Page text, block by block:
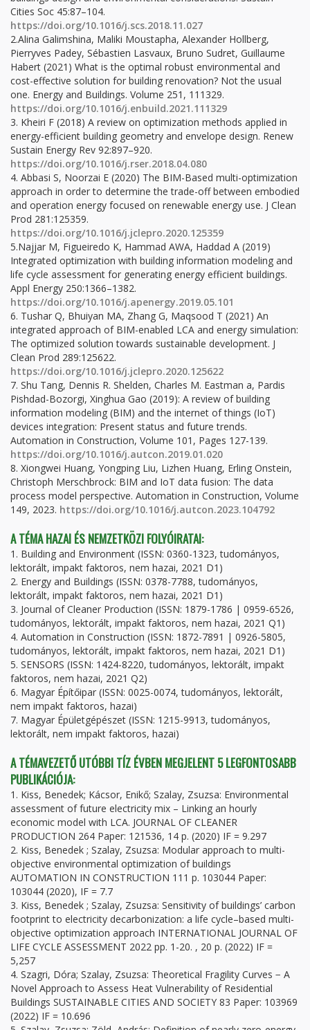
Cities Soc 45:87–104.
https://doi.org/10.1016/j.scs.2018.11.027
2.Alina Galimshina, Maliki Moustapha, Alexander Hollberg,
Pierryves Padey, Sébastien Lasvaux, Bruno Sudret, Guillaume
Habert (2021) What is the optimal robust environmental and
cost-effective solution for building renovation? Not the usual
one. Energy and Buildings. Volume 251, 111329.
https://doi.org/10.1016/j.enbuild.2021.111329
3. Kheiri F (2018) A review on optimization methods applied in
energy-efficient building geometry and envelope design. Renew
Sustain Energy Rev 92:897–920.
https://doi.org/10.1016/j.rser.2018.04.080
4. Abbasi S, Noorzai E (2020) The BIM-Based multi-optimization
approach in order to determine the trade-off between embodied
and operation energy focused on renewable energy use. J Clean
Prod 281:125359.
https://doi.org/10.1016/j.jclepro.2020.125359
5.Najjar M, Figueiredo K, Hammad AWA, Haddad A (2019)
Integrated optimization with building information modeling and
life cycle assessment for generating energy efficient buildings.
Appl Energy 250:1366–1382.
https://doi.org/10.1016/j.apenergy.2019.05.101
6. Tushar Q, Bhuiyan MA, Zhang G, Maqsood T (2021) An
integrated approach of BIM-enabled LCA and energy simulation:
The optimized solution towards sustainable development. J
Clean Prod 289:125622.
https://doi.org/10.1016/j.jclepro.2020.125622
7. Shu Tang, Dennis R. Shelden, Charles M. Eastman a, Pardis
Pishdad-Bozorgi, Xinghua Gao (2019): A review of building
information modeling (BIM) and the internet of things (IoT)
devices integration: Present status and future trends.
Automation in Construction, Volume 101, Pages 127-139.
https://doi.org/10.1016/j.autcon.2019.01.020
8. Xiongwei Huang, Yongping Liu, Lizhen Huang, Erling Onstein,
Christoph Merschbrock: BIM and IoT data fusion: The data
process model perspective. Automation in Construction, Volume
149, 2023. https://doi.org/10.1016/j.autcon.2023.104792
A TÉMA HAZAI ÉS NEMZETKÖZI FOLYÓIRATAI:
1. Building and Environment (ISSN: 0360-1323, tudományos,
lektorált, impakt faktoros, nem hazai, 2021 D1)
2. Energy and Buildings (ISSN: 0378-7788, tudományos,
lektorált, impakt faktoros, nem hazai, 2021 D1)
3. Journal of Cleaner Production (ISSN: 1879-1786 | 0959-6526,
tudományos, lektorált, impakt faktoros, nem hazai, 2021 Q1)
4. Automation in Construction (ISSN: 1872-7891 | 0926-5805,
tudományos, lektorált, impakt faktoros, nem hazai, 2021 D1)
5. SENSORS (ISSN: 1424-8220, tudományos, lektorált, impakt
faktoros, nem hazai, 2021 Q2)
6. Magyar Építőipar (ISSN: 0025-0074, tudományos, lektorált,
nem impakt faktoros, hazai)
7. Magyar Épületgépészet (ISSN: 1215-9913, tudományos,
lektorált, nem impakt faktoros, hazai)
A TÉMAVEZETŐ UTÓBBI TÍZ ÉVBEN MEGJELENT 5 LEGFONTOSABB
PUBLIKÁCIÓJA:
1. Kiss, Benedek; Kácsor, Enikő; Szalay, Zsuzsa: Environmental
assessment of future electricity mix – Linking an hourly
economic model with LCA. JOURNAL OF CLEANER
PRODUCTION 264 Paper: 121536, 14 p. (2020) IF = 9.297
2. Kiss, Benedek ; Szalay, Zsuzsa: Modular approach to multi-
objective environmental optimization of buildings
AUTOMATION IN CONSTRUCTION 111 p. 103044 Paper:
103044 (2020), IF = 7.7
3. Kiss, Benedek ; Szalay, Zsuzsa: Sensitivity of buildings’ carbon
footprint to electricity decarbonization: a life cycle–based multi-
objective optimization approach INTERNATIONAL JOURNAL OF
LIFE CYCLE ASSESSMENT 2022 pp. 1-20. , 20 p. (2022) IF =
5,257
4. Szagri, Dóra; Szalay, Zsuzsa: Theoretical Fragility Curves − A
Novel Approach to Assess Heat Vulnerability of Residential
Buildings SUSTAINABLE CITIES AND SOCIETY 83 Paper: 103969
(2022) IF = 10.696